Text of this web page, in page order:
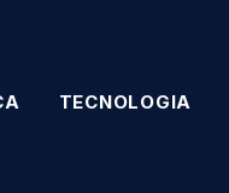
TECNOLOGIA